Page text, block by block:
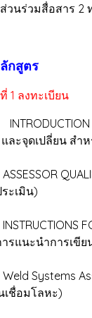
นร่วมสื่อสาร 2
กสูตร
1 ลงทะเบียน
ละจุดเปลี่ยน สำห
ะเมิน)
FOR
ารแนะนำการเขี
เชื่อมโลหะ)